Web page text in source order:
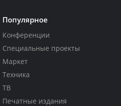
Популярное
Конференции
Специальные проекты
Маркет
Техника
ТВ
Печатные издания